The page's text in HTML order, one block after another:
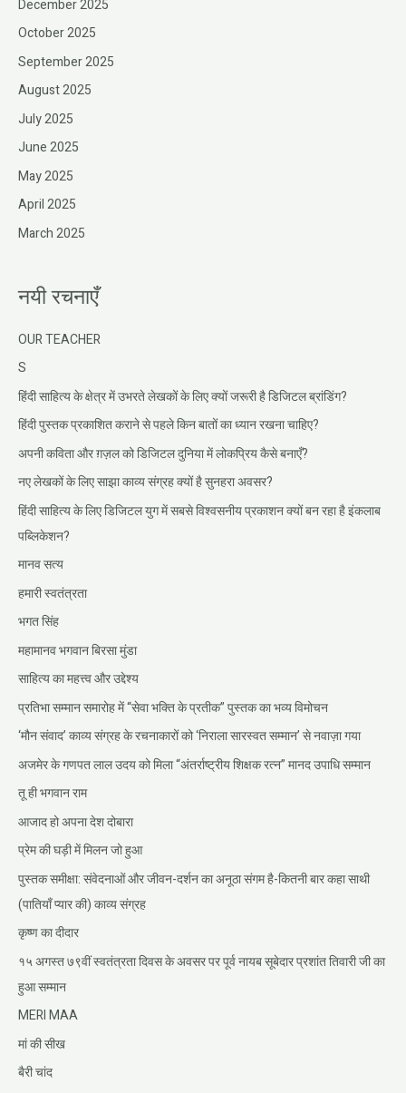
December 2025
October 2025
September 2025
August 2025
July 2025
June 2025
May 2025
April 2025
March 2025
नयी रचनाएँ
OUR TEACHER
S
हिंदी साहित्य के क्षेत्र में उभरते लेखकों के लिए क्यों जरूरी है डिजिटल ब्रांडिंग?
हिंदी पुस्तक प्रकाशित कराने से पहले किन बातों का ध्यान रखना चाहिए?
अपनी कविता और ग़ज़ल को डिजिटल दुनिया में लोकप्रिय कैसे बनाएँ?
नए लेखकों के लिए साझा काव्य संग्रह क्यों है सुनहरा अवसर?
हिंदी साहित्य के लिए डिजिटल युग में सबसे विश्वसनीय प्रकाशन क्यों बन रहा है इंकलाब
पब्लिकेशन?
मानव सत्य
हमारी स्वतंत्रता
भगत सिंह
महामानव भगवान बिरसा मुंडा
साहित्य का महत्त्व और उद्देश्य
प्रतिभा सम्मान समारोह में “सेवा भक्ति के प्रतीक” पुस्तक का भव्य विमोचन
‘मौन संवाद’ काव्य संग्रह के रचनाकारों को ‘निराला सारस्वत सम्मान’ से नवाज़ा गया
अजमेर के गणपत लाल उदय को मिला “अंतर्राष्ट्रीय शिक्षक रत्न” मानद उपाधि सम्मान
तू ही भगवान राम
आजाद हो अपना देश दोबारा
प्रेम की घड़ी में मिलन जो हुआ
पुस्तक समीक्षा: संवेदनाओं और जीवन-दर्शन का अनूठा संगम है-कितनी बार कहा साथी
(पातियाँ प्यार की) काव्य संग्रह
कृष्ण का दीदार
१५ अगस्त ७९वीं स्वतंत्रता दिवस के अवसर पर पूर्व नायब सूबेदार प्रशांत तिवारी जी का
हुआ सम्मान
MERI MAA
मां की सीख
बैरी चांद